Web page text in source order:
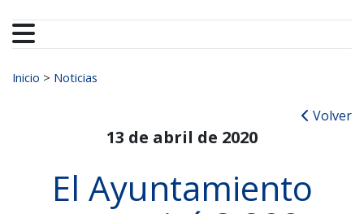
Buscar:
Inicio > Noticias
Volver
13 de abril de 2020
El Ayuntamiento